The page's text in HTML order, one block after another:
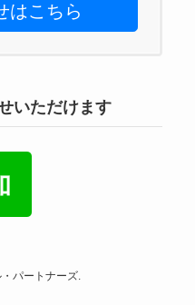
はこちら
いただけます
パートナーズ.